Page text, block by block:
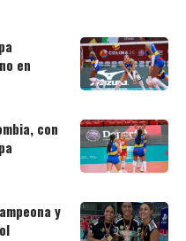
en
con
y